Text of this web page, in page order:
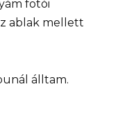
fotói
ablak mellett
álltam.